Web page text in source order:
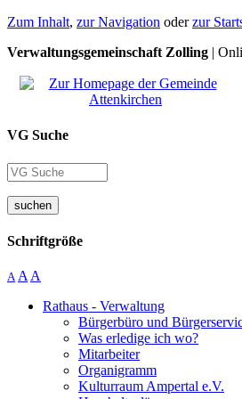
Zum Inhalt, zur Navigation oderzur
Verwaltungsgemeinschaft Zolling |
VG Suche
suchen
Schriftgröße
A A A
Rathaus - Verwaltung
Bürgerbüro und
Was erledige ich wo?
Mitarbeiter
Organigramm
Kulturraum Ampertal e.V.